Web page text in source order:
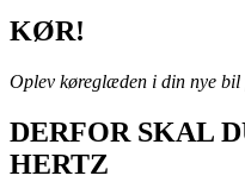
KØR!
Oplev køreglæden i din nye bil
DERFOR SKAL
HERTZ